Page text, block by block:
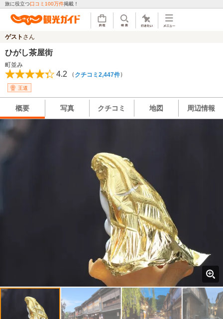
旅に役立つ口コミ100万件掲載！
ゲスト さん
ひがし茶屋街
町並み
4.2 （ クチコミ2,447件）
王道
概要 写真 クチコミ 地図 周辺情報